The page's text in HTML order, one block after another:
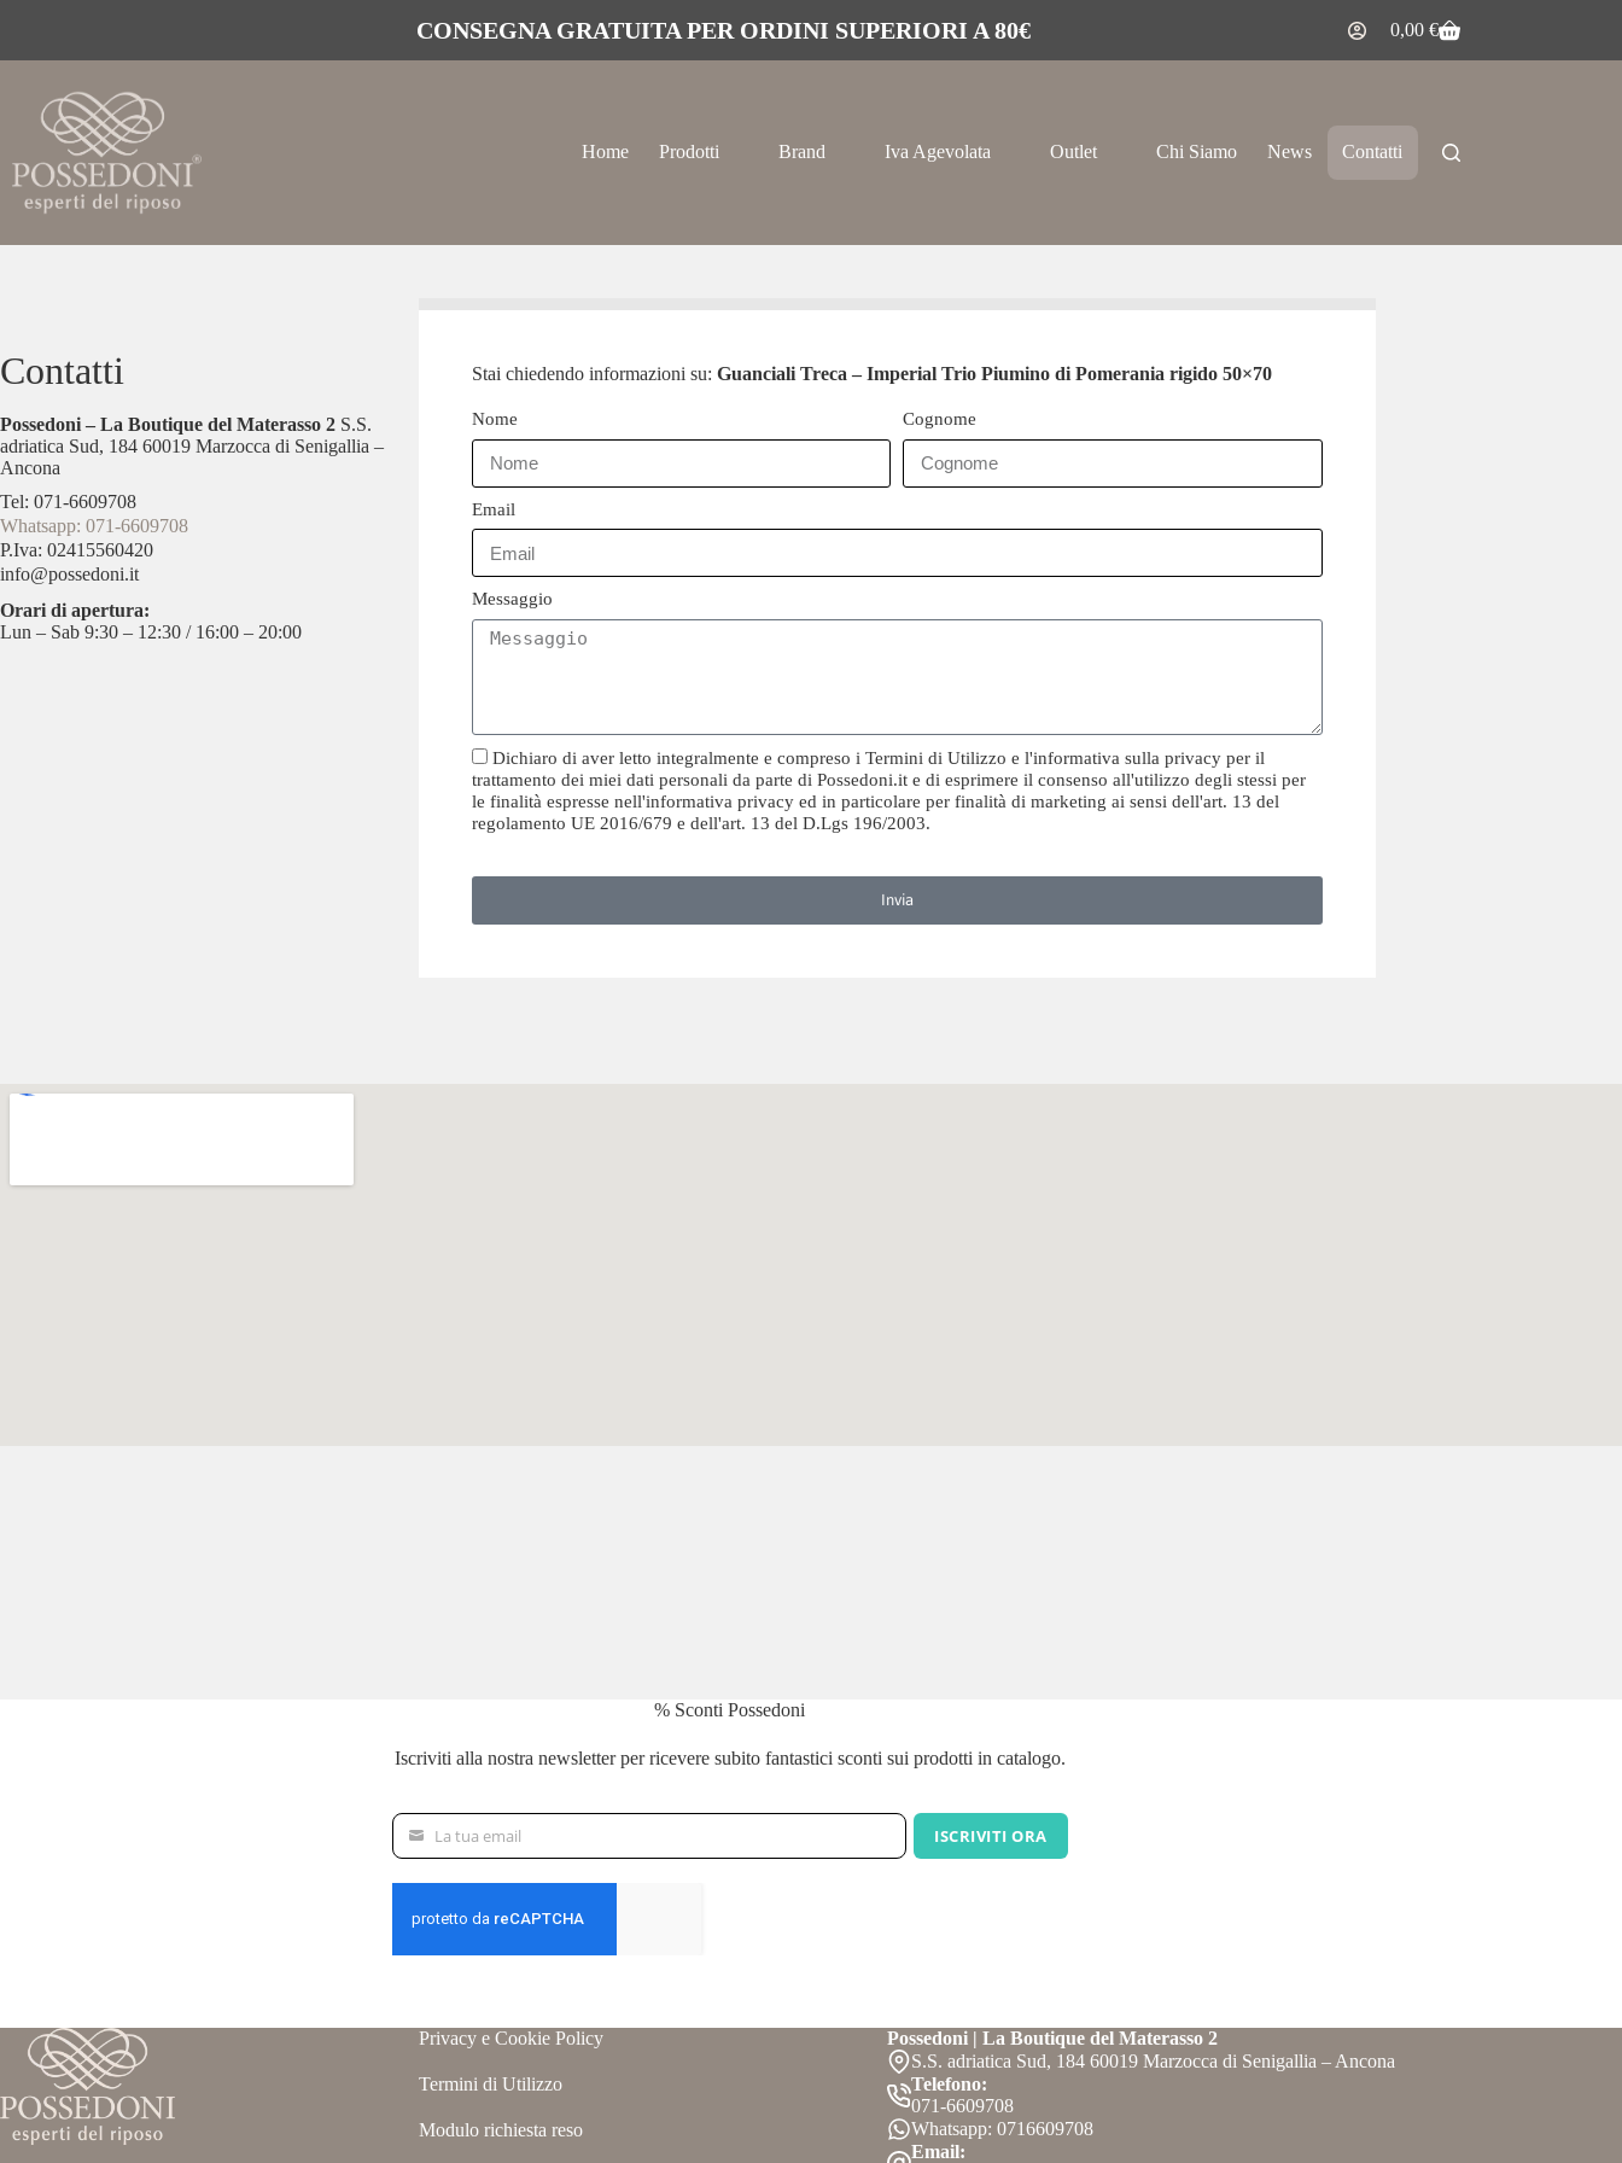
CONSEGNA GRATUITA PER ORDINI SUPERIORI A 80€ 0,00 €
Home Prodotti Brand Iva Agevolata Outlet Chi Siamo News Contatti
Contatti
Possedoni – La Boutique del Materasso 2 S.S.
adriatica Sud, 184 60019 Marzocca di Senigallia –
Ancona
Tel: 071-6609708
Whatsapp: 071-6609708
P.Iva: 02415560420
info@possedoni.it
Orari di apertura:
Lun – Sab 9:30 – 12:30 / 16:00 – 20:00
Stai chiedendo informazioni su: Guanciali Treca – Imperial Trio Piumino di Pomerania rigido 50×70
Nome Cognome
Email
Messaggio
Dichiaro di aver letto integralmente e compreso i Termini di Utilizzo e l'informativa sulla privacy per il
trattamento dei miei dati personali da parte di Possedoni.it e di esprimere il consenso all'utilizzo degli stessi per
le finalità espresse nell'informativa privacy ed in particolare per finalità di marketing ai sensi dell'art. 13 del
regolamento UE 2016/679 e dell'art. 13 del D.Lgs 196/2003.
Invia
% Sconti Possedoni
Iscriviti alla nostra newsletter per ricevere subito fantastici sconti sui prodotti in catalogo.
La
tua
email
La tua email ISCRIVITI ORA
Privacy e Cookie Policy
Termini di Utilizzo
Modulo richiesta reso
Possedoni | La Boutique del Materasso 2
S.S. adriatica Sud, 184 60019 Marzocca di Senigallia – Ancona
Telefono:
071-6609708
Whatsapp: 0716609708
Email: